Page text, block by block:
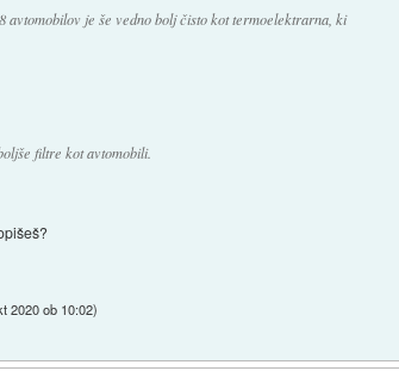
avtomobilov je še vedno bolj čisto kot termoelektrarna, ki
filtre kot avtomobili.
2020 ob 10:02)